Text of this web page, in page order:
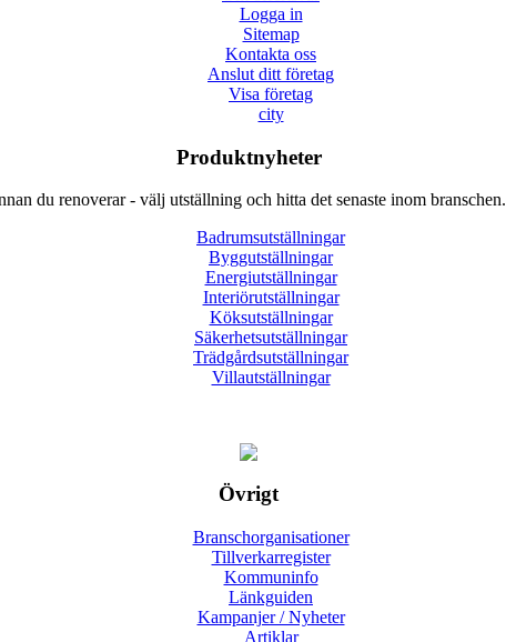
Logga in
Sitemap
Kontakta oss
Anslut ditt företag
Visa företag
city
Produktnyheter
du renoverar - välj utställning och hitta det senaste inom branschen.
Badrumsutställningar
Byggutställningar
Energiutställningar
Interiörutställningar
Köksutställningar
Säkerhetsutställningar
Trädgårdsutställningar
Villautställningar
Övrigt
Branschorganisationer
Tillverkarregister
Kommuninfo
Länkguiden
Kampanjer / Nyheter
Artiklar